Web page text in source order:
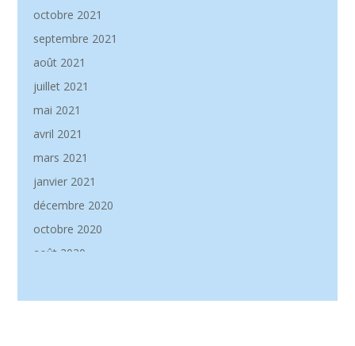
octobre 2021
septembre 2021
août 2021
juillet 2021
mai 2021
avril 2021
mars 2021
janvier 2021
décembre 2020
octobre 2020
août 2020
janvier 2020